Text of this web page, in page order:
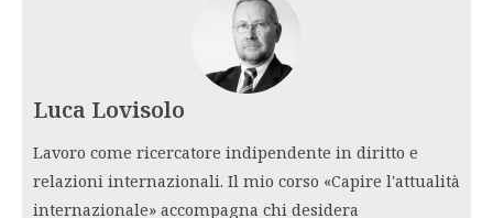
Luca Lovisolo
Lavoro come ricercatore indipendente in diritto e
relazioni internazionali. Il mio corso «Capire l'attualità
internazionale» accompagna chi desidera